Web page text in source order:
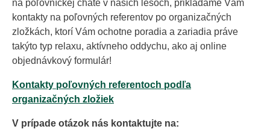
na poľovníckej chate v našich lesoch, prikladáme Vám
kontakty na poľovných referentov po organizačných
zložkách, ktorí Vám ochotne poradia a zariadia práve
takýto typ relaxu, aktívneho oddychu, ako aj online
objednávkový formulár!
Kontakty poľovných referentoch podľa
organizačných zložiek
V prípade otázok nás kontaktujte na: